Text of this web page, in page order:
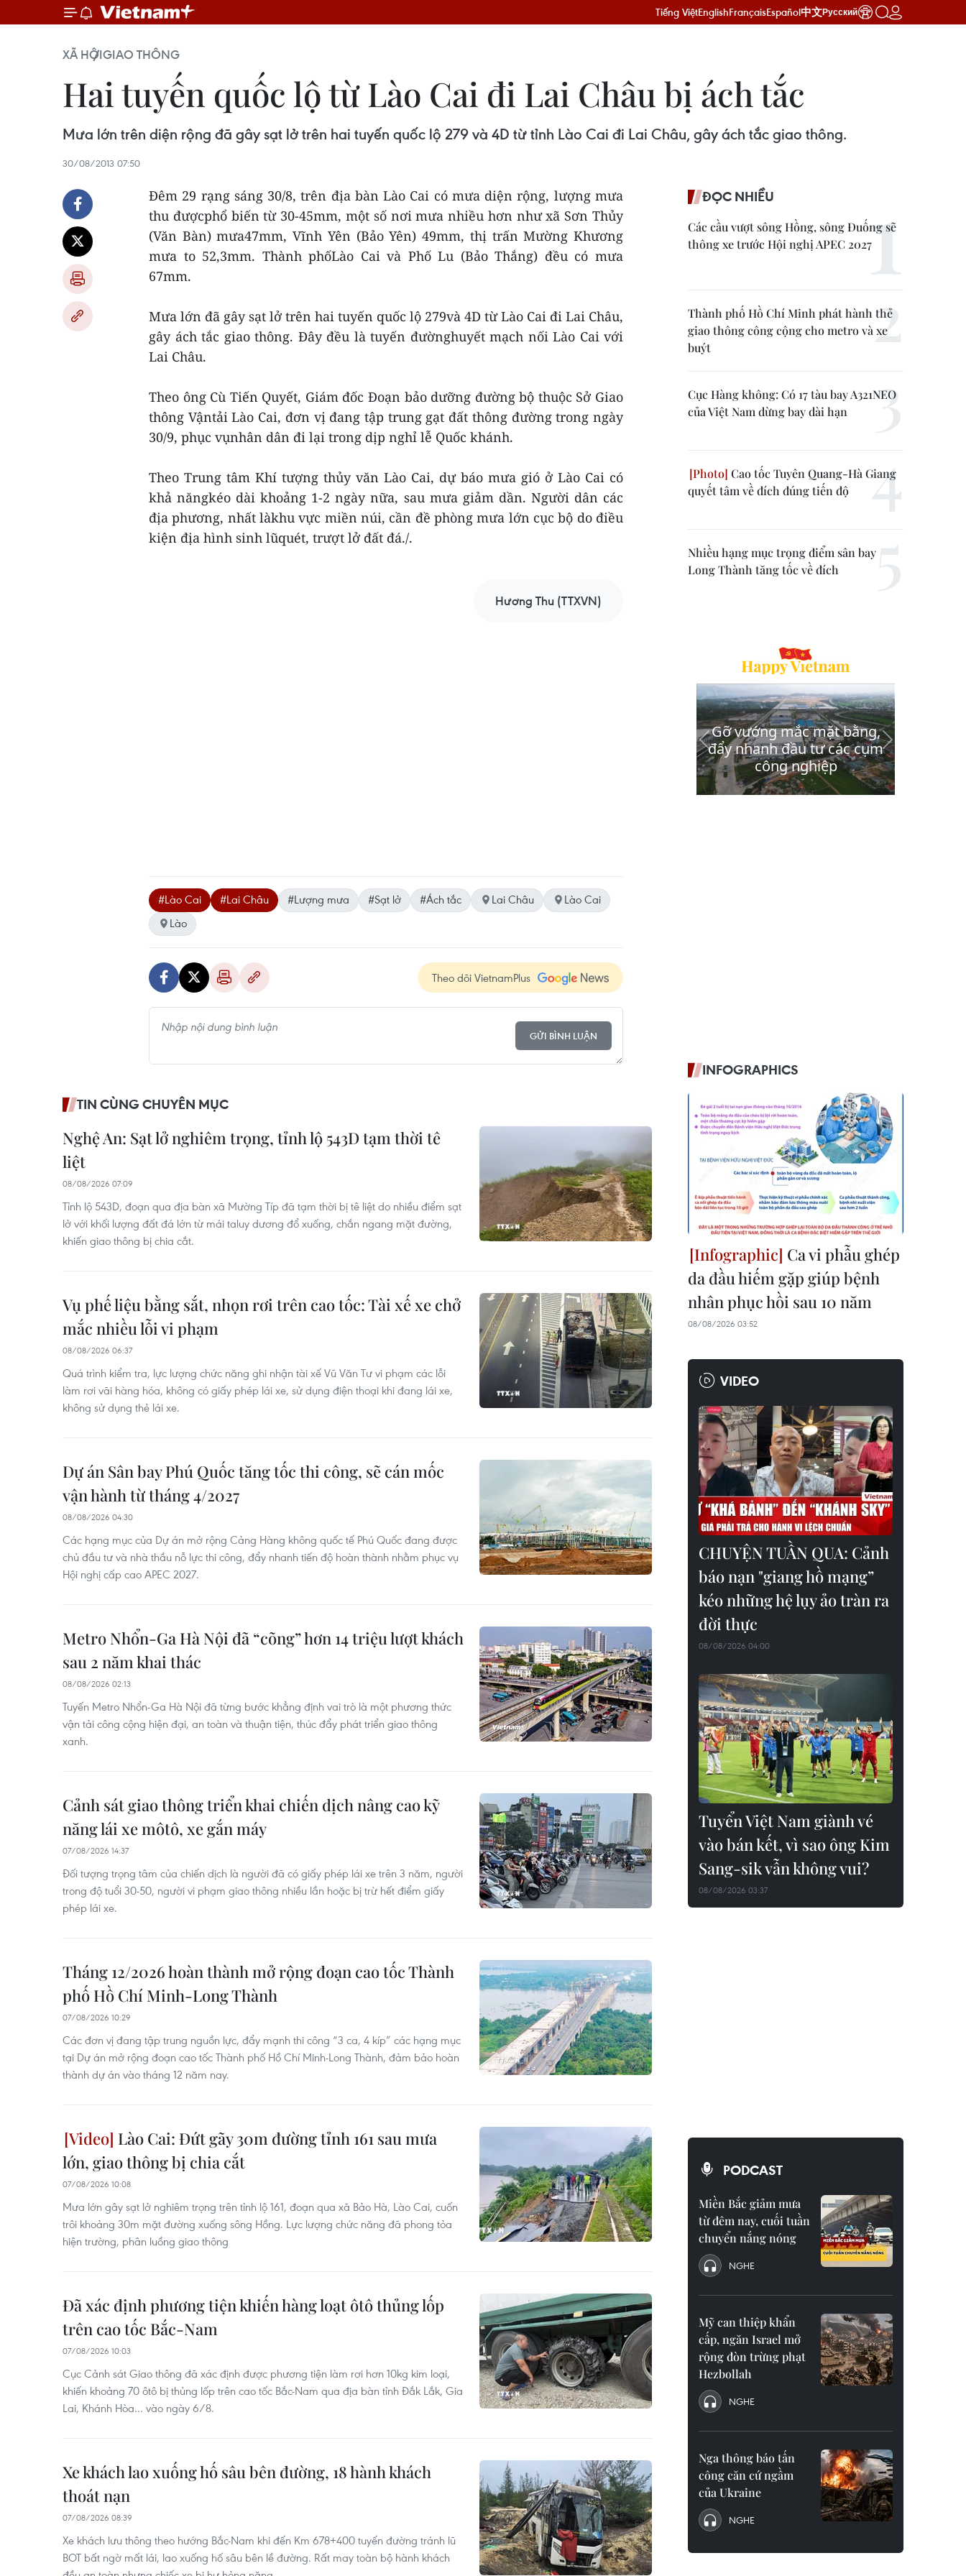
Tiếng ViệtEnglishFrançaisEspañol中文Русский
XÃ HỘIGIAO THÔNG
Hai tuyến quốc lộ từ Lào Cai đi Lai Châu bị ách tắc
Mưa lớn trên diện rộng đã gây sạt lở trên hai tuyến quốc lộ 279 và 4D từ tỉnh Lào Cai đi Lai Châu, gây ách tắc giao thông.
30/08/2013 07:50
Đêm 29 rạng sáng 30/8, trên địa bàn Lào Cai có mưa diện rộng, lượng mưa
thu đượcphổ biến từ 30-45mm, một số nơi mưa nhiều hơn như xã Sơn Thủy
(Văn Bàn) mưa47mm, Vĩnh Yên (Bảo Yên) 49mm, thị trấn Mường Khương
mưa to 52,3mm. Thành phốLào Cai và Phố Lu (Bảo Thắng) đều có mưa
67mm.
Mưa lớn đã gây sạt lở trên hai tuyến quốc lộ 279và 4D từ Lào Cai đi Lai Châu,
gây ách tắc giao thông. Đây đều là tuyến đườnghuyết mạch nối Lào Cai với
Lai Châu.
Theo ông Cù Tiến Quyết, Giám đốc Đoạn bảo dưỡng đường bộ thuộc Sở Giao
thông Vậntải Lào Cai, đơn vị đang tập trung gạt đất thông đường trong ngày
30/9, phục vụnhân dân đi lại trong dịp nghỉ lễ Quốc khánh.
Theo Trung tâm Khí tượng thủy văn Lào Cai, dự báo mưa gió ở Lào Cai có
khả năngkéo dài khoảng 1-2 ngày nữa, sau mưa giảm dần. Người dân các
địa phương, nhất làkhu vực miền núi, cần đề phòng mưa lớn cục bộ do điều
kiện địa hình sinh lũquét, trượt lở đất đá./.
Hương Thu (TTXVN)
#Lào Cai #Lai Châu #Lượng mưa #Sạt lở #Ách tắc Lai Châu
Lào Cai
Lào
Theo dõi VietnamPlus
GỬI BÌNH LUẬN
TIN CÙNG CHUYÊN MỤC
Nghệ An: Sạt lở nghiêm trọng, tỉnh lộ 543D tạm thời tê
liệt
08/08/2026 07:09
Tỉnh lộ 543D, đoạn qua địa bàn xã Mường Típ đã tạm thời bị tê liệt do nhiều điểm sạt
lở với khối lượng đất đá lớn từ mái taluy dương đổ xuống, chắn ngang mặt đường,
khiến giao thông bị chia cắt.
Vụ phế liệu bằng sắt, nhọn rơi trên cao tốc: Tài xế xe chở
mắc nhiều lỗi vi phạm
08/08/2026 06:37
Quá trình kiểm tra, lực lượng chức năng ghi nhận tài xế Vũ Văn Tư vi phạm các lỗi
làm rơi vãi hàng hóa, không có giấy phép lái xe, sử dụng điện thoại khi đang lái xe,
không sử dụng thẻ lái xe.
Dự án Sân bay Phú Quốc tăng tốc thi công, sẽ cán mốc
vận hành từ tháng 4/2027
08/08/2026 04:30
Các hạng mục của Dự án mở rộng Cảng Hàng không quốc tế Phú Quốc đang được
chủ đầu tư và nhà thầu nỗ lực thi công, đẩy nhanh tiến độ hoàn thành nhằm phục vụ
Hội nghị cấp cao APEC 2027.
Metro Nhổn-Ga Hà Nội đã “cõng” hơn 14 triệu lượt khách
sau 2 năm khai thác
08/08/2026 02:13
Tuyến Metro Nhổn-Ga Hà Nội đã từng bước khẳng định vai trò là một phương thức
vận tải công cộng hiện đại, an toàn và thuận tiện, thúc đẩy phát triển giao thông
xanh.
Cảnh sát giao thông triển khai chiến dịch nâng cao kỹ
năng lái xe môtô, xe gắn máy
07/08/2026 14:37
Đối tượng trọng tâm của chiến dịch là người đã có giấy phép lái xe trên 3 năm, người
trong độ tuổi 30-50, người vi phạm giao thông nhiều lần hoặc bị trừ hết điểm giấy
phép lái xe.
Tháng 12/2026 hoàn thành mở rộng đoạn cao tốc Thành
phố Hồ Chí Minh-Long Thành
07/08/2026 10:29
Các đơn vị đang tập trung nguồn lực, đẩy mạnh thi công “3 ca, 4 kíp” các hạng mục
tại Dự án mở rộng đoạn cao tốc Thành phố Hồ Chí Minh-Long Thành, đảm bảo hoàn
thành dự án vào tháng 12 năm nay.
Lào Cai: Đứt gãy 30m đường tỉnh 161 sau mưa
lớn, giao thông bị chia cắt
07/08/2026 10:08
Mưa lớn gây sạt lở nghiêm trọng trên tỉnh lộ 161, đoạn qua xã Bảo Hà, Lào Cai, cuốn
trôi khoảng 30m mặt đường xuống sông Hồng. Lực lượng chức năng đã phong tỏa
hiện trường, phân luồng giao thông
Đã xác định phương tiện khiến hàng loạt ôtô thủng lốp
trên cao tốc Bắc-Nam
07/08/2026 10:03
Cục Cảnh sát Giao thông đã xác định được phương tiện làm rơi hơn 10kg kim loại,
khiến khoảng 70 ôtô bị thủng lốp trên cao tốc Bắc-Nam qua địa bàn tỉnh Đắk Lắk, Gia
Lai, Khánh Hòa… vào ngày 6/8.
Xe khách lao xuống hố sâu bên đường, 18 hành khách
thoát nạn
07/08/2026 08:39
Xe khách lưu thông theo hướng Bắc-Nam khi đến Km 678+400 tuyến đường tránh lũ
BOT bất ngờ mất lái, lao xuống hố sâu bên lề đường. Rất may toàn bộ hành khách
ĐỌC NHIỀU
Các cầu vượt sông Hồng, sông Đuống sẽ
thông xe trước Hội nghị APEC 2027
Thành phố Hồ Chí Minh phát hành thẻ
giao thông công cộng cho metro và xe
buýt
Cục Hàng không: Có 17 tàu bay A321NEO
của Việt Nam dừng bay dài hạn
Cao tốc Tuyên Quang-Hà Giang
quyết tâm về đích đúng tiến độ
Nhiều hạng mục trọng điểm sân bay
Long Thành tăng tốc về đích
INFOGRAPHICS
Ca vi phẫu ghép
da đầu hiếm gặp giúp bệnh
nhân phục hồi sau 10 năm
08/08/2026 03:52
VIDEO
CHUYỆN TUẦN QUA: Cảnh
báo nạn "giang hồ mạng”
kéo những hệ lụy ảo tràn ra
đời thực
08/08/2026 04:00
Tuyển Việt Nam giành vé
vào bán kết, vì sao ông Kim
Sang-sik vẫn không vui?
08/08/2026 03:37
PODCAST
Miền Bắc giảm mưa
từ đêm nay, cuối tuần
chuyển nắng nóng
NGHE
Mỹ can thiệp khẩn
cấp, ngăn Israel mở
rộng đòn trừng phạt
Hezbollah
NGHE
Nga thông báo tấn
công căn cứ ngầm
của Ukraine
NGHE